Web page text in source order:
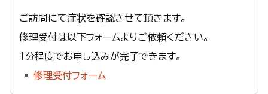
ご訪問にて症状を確認させて頂きます。
修理受付は以下フォームよりご依頼ください。
１分程度でお申し込みが完了できます。
修理受付フォーム